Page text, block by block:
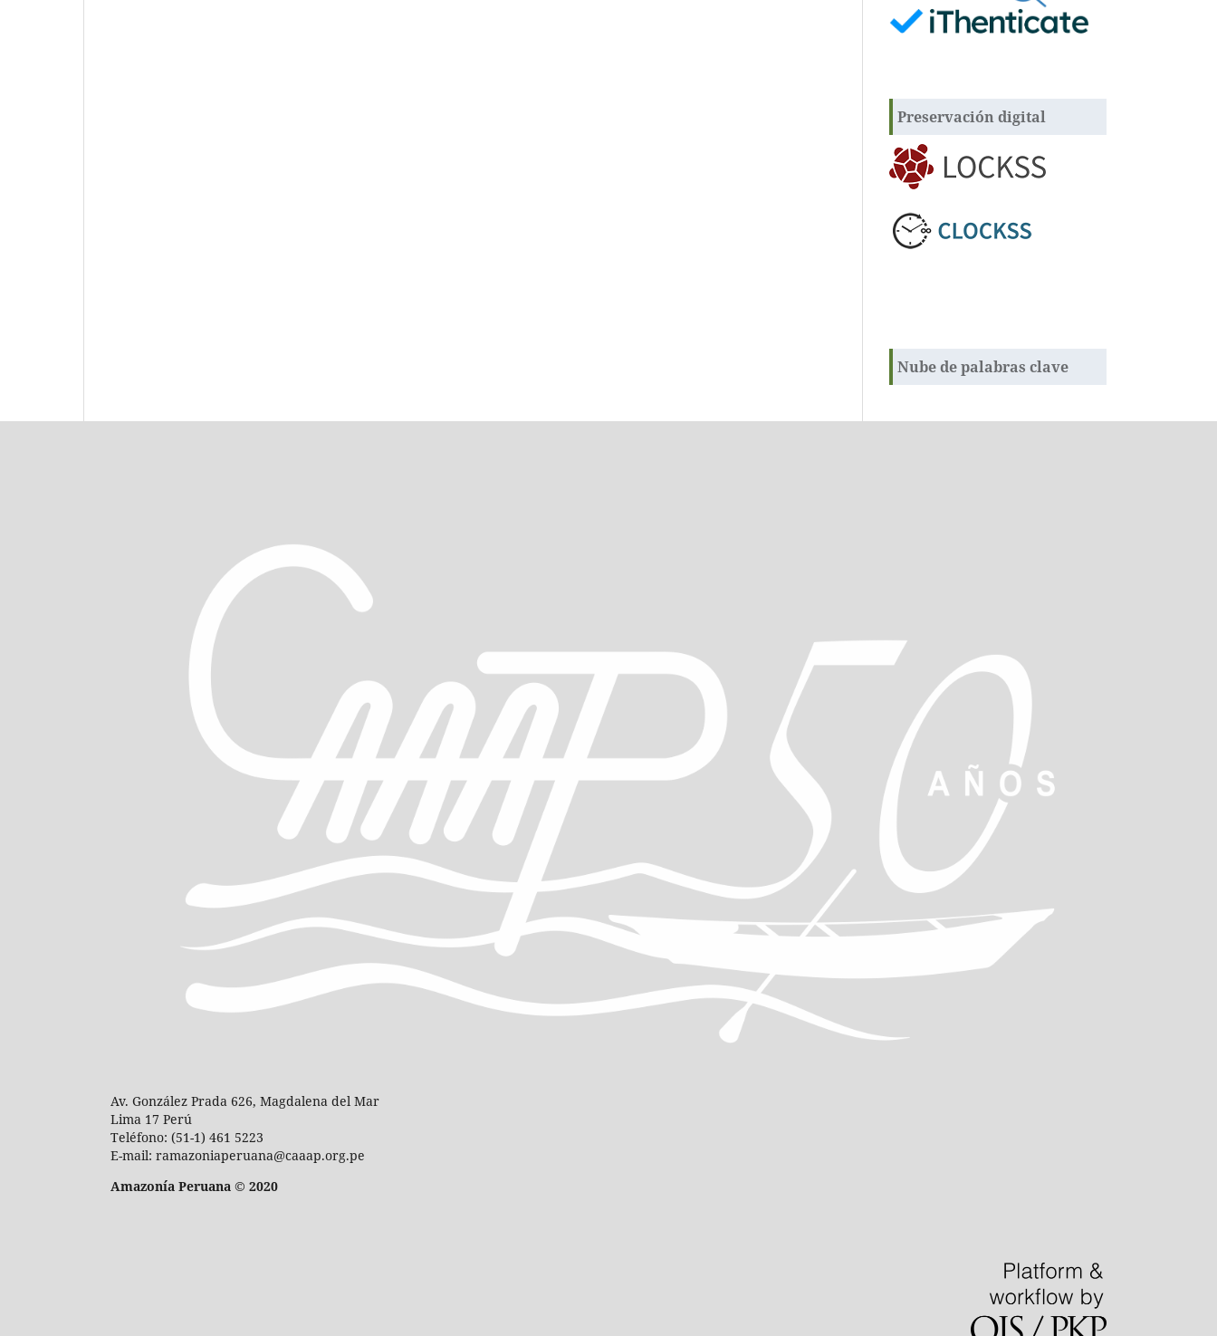
Preservación digital
Nube de palabras clave
Av. González Prada 626, Magdalena del Mar
Lima 17 Perú
Teléfono: (51-1) 461 5223
E-mail: ramazoniaperuana@caaap.org.pe
Amazonía Peruana © 2020